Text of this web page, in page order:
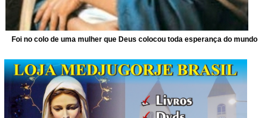
Foi no colo de uma mulher que Deus colocou toda esperança do mundo